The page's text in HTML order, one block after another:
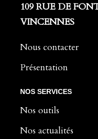
109 RUE DE
VINCENNES
Nous contacter
Présentation
NOS SERVICES
Nos outils
Nos actualités